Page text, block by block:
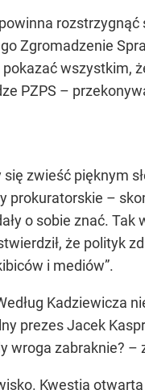
powinna rozstrzygnąć
Zgromadzenie
wszystkim,
PZPS –
zwieść pięknym
–
o sobie znać.
że polityk
i mediów”.
Kadziewicza
prezes Jacek
wroga zabraknie?
Kwestią